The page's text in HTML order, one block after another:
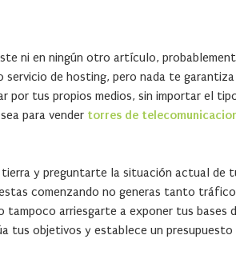
ni en ningún otro artículo,
de hosting, pero nada te
por tus propios medios, sin importar el
para vender torres de
tierra y preguntarte la situación actual de
comenzando no generas tanto
tampoco arriesgarte a exponer tus bases
tus objetivos y establece un presupuesto